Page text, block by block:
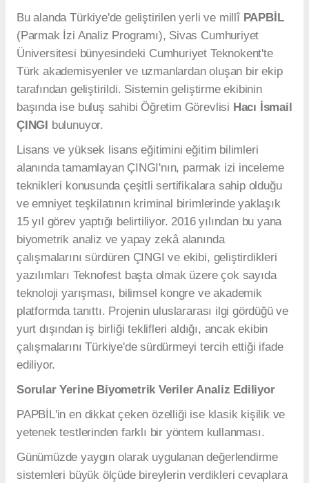
Bu alanda Türkiye'de geliştirilen yerli ve millî PAPBİL
(Parmak İzi Analiz Programı), Sivas Cumhuriyet
Üniversitesi bünyesindeki Cumhuriyet Teknokent'te
Türk akademisyenler ve uzmanlardan oluşan bir ekip
tarafından geliştirildi. Sistemin geliştirme ekibinin
başında ise buluş sahibi Öğretim Görevlisi Hacı İsmail
ÇINGI bulunuyor.
Lisans ve yüksek lisans eğitimini eğitim bilimleri
alanında tamamlayan ÇINGI'nın, parmak izi inceleme
teknikleri konusunda çeşitli sertifikalara sahip olduğu
ve emniyet teşkilatının kriminal birimlerinde yaklaşık
15 yıl görev yaptığı belirtiliyor. 2016 yılından bu yana
biyometrik analiz ve yapay zekâ alanında
çalışmalarını sürdüren ÇINGI ve ekibi, geliştirdikleri
yazılımları Teknofest başta olmak üzere çok sayıda
teknoloji yarışması, bilimsel kongre ve akademik
platformda tanıttı. Projenin uluslararası ilgi gördüğü ve
yurt dışından iş birliği teklifleri aldığı, ancak ekibin
çalışmalarını Türkiye'de sürdürmeyi tercih ettiği ifade
ediliyor.
Sorular Yerine Biyometrik Veriler Analiz Ediliyor
PAPBİL'in en dikkat çeken özelliği ise klasik kişilik ve
yetenek testlerinden farklı bir yöntem kullanması.
Günümüzde yaygın olarak uygulanan değerlendirme
sistemleri büyük ölçüde bireylerin verdikleri cevaplara